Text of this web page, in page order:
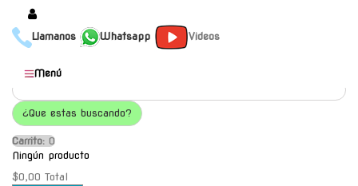
Llamanos Whatsapp Videos
Productos
Populares
Categorías
Marcas
Mayoristas
Menú
¿Que estas buscando?
Carrito: O
Ningún producto
$0,00 Total